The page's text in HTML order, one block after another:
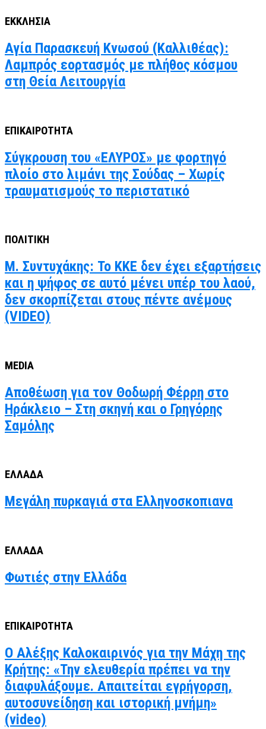
ΕΚΚΛΗΣΙΑ
Αγία Παρασκευή Κνωσού (Καλλιθέας):
Λαμπρός εορτασμός με πλήθος κόσμου
στη Θεία Λειτουργία
ΕΠΙΚΑΙΡΟΤΗΤΑ
Σύγκρουση του «ΕΛΥΡΟΣ» με φορτηγό
πλοίο στο λιμάνι της Σούδας – Χωρίς
τραυματισμούς το περιστατικό
ΠΟΛΙΤΙΚΗ
Μ. Συντυχάκης: Το ΚΚΕ δεν έχει εξαρτήσεις
και η ψήφος σε αυτό μένει υπέρ του λαού,
δεν σκορπίζεται στους πέντε ανέμους
(VIDEO)
MEDIA
Αποθέωση για τον Θοδωρή Φέρρη στο
Ηράκλειο – Στη σκηνή και ο Γρηγόρης
Σαμόλης
ΕΛΛΑΔΑ
Μεγάλη πυρκαγιά στα Ελληνοσκοπιανα
ΕΛΛΑΔΑ
Φωτιές στην Ελλάδα
ΕΠΙΚΑΙΡΟΤΗΤΑ
Ο Αλέξης Καλοκαιρινός για την Μάχη της
Κρήτης: «Την ελευθερία πρέπει να την
διαφυλάξουμε. Απαιτείται εγρήγορση,
αυτοσυνείδηση και ιστορική μνήμη»
(video)